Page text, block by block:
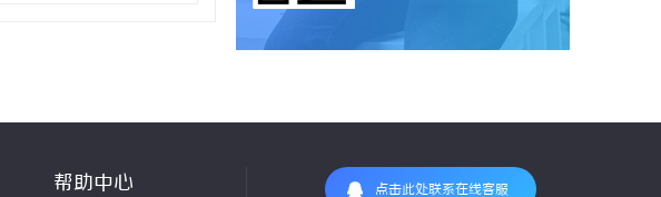
帮助中心 点击此处联系在线客服